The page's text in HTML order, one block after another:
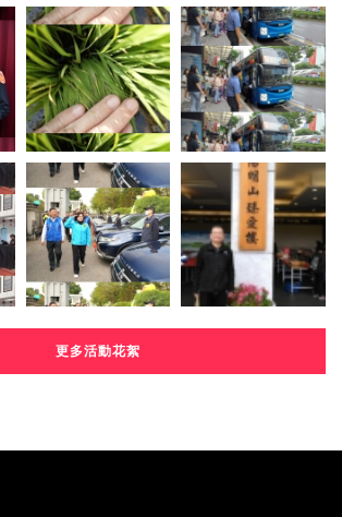
更多活動花絮